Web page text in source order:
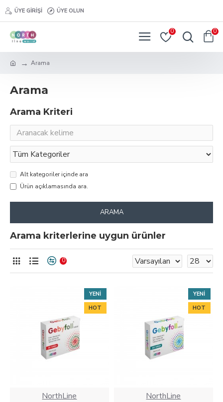
ÜYE GIRIŞI ÜYE OLUN
0 0
Arama
Arama
Arama Kriteri
Alt kategoriler içinde ara
Ürün açıklamasında ara.
ARAMA
Arama kriterlerine uygun ürünler
0
YENI
HOT
NorthLine
YENI
HOT
NorthLine